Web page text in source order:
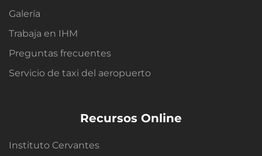
Galería
Trabaja en IHM
Preguntas frecuentes
Servicio de taxi del aeropuerto
Recursos Online
Instituto Cervantes